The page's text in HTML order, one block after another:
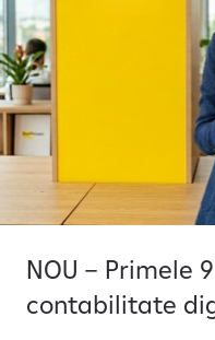
NOU – Primele
contabilitate